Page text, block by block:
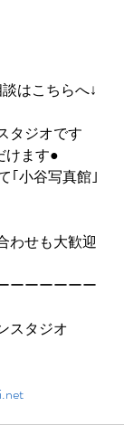
はこちらへ↓
タジオです
けます●
｢小谷写真館｣
わせも大歓迎
ーーーーーー
スタジオ